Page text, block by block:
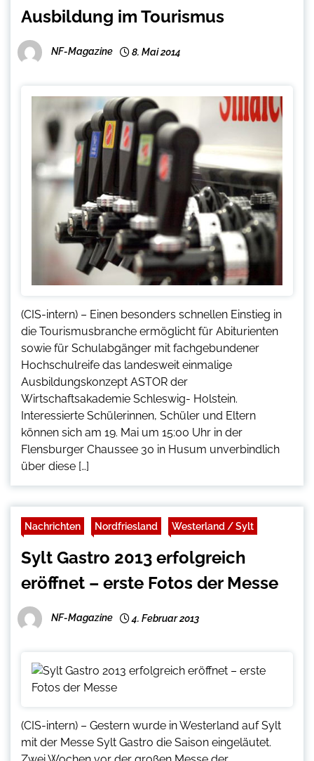
Ausbildung im Tourismus
NF-Magazine 8. Mai 2014
(CIS-intern) – Einen besonders schnellen Einstieg in
die Tourismusbranche ermöglicht für Abiturienten
sowie für Schulabgänger mit fachgebundener
Hochschulreife das landesweit einmalige
Ausbildungskonzept ASTOR der
Wirtschaftsakademie Schleswig- Holstein.
Interessierte Schülerinnen, Schüler und Eltern
können sich am 19. Mai um 15:00 Uhr in der
Flensburger Chaussee 30 in Husum unverbindlich
über diese […]
Nachrichten Nordfriesland Westerland / Sylt
Sylt Gastro 2013 erfolgreich
eröffnet – erste Fotos der Messe
NF-Magazine 4. Februar 2013
(CIS-intern) – Gestern wurde in Westerland auf Sylt
mit der Messe Sylt Gastro die Saison eingeläutet.